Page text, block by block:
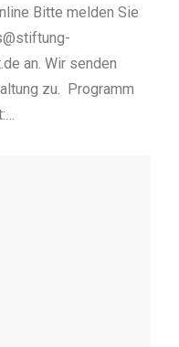
Bitte melden Sie
an. Wir senden
zu. Programm